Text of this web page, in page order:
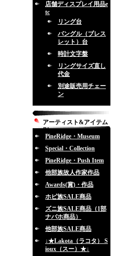
店舗ディスプレイ用品e
tc
リング台
バングル（ブレス
レット）台
時計文字盤
リングサイズ直し
代金
別途販売用チェー
ン
アーティスト&アイテム
別
PineRidge・Museum
Special・Collection
PineRidge・Push Item
他部族故人作家作品
Awards(賞)・作品
ホピ族SALE商品
ズニ族SALE商品（1部
ナバホ商品）
他部族SALE商品
↓★Lakota（ラコタ） S
ioux（スー）★↓